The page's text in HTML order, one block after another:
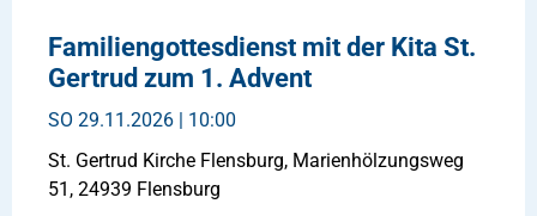
Familiengottesdienst mit der Kita St.
Gertrud zum 1. Advent
SO 29.11.2026 | 10:00
St. Gertrud Kirche Flensburg, Marienhölzungsweg
51, 24939 Flensburg